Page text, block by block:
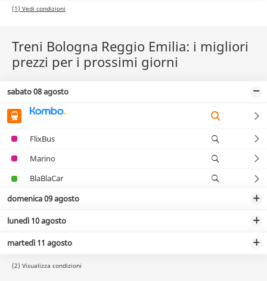
(1) Vedi condizioni
Treni Bologna Reggio Emilia: i migliori
prezzi per i prossimi giorni
sabato 08 agosto
FlixBus
Marino
BlaBlaCar
domenica 09 agosto
lunedì 10 agosto
martedì 11 agosto
(2) Visualizza condizioni